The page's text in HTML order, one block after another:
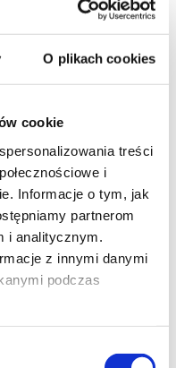
O plikach cookies
cookie
treści
i
Informacje o tym, jak
partnerom
i analitycznym.
z innymi danymi
podczas
maja 2018 r. o
lipca 2004 r.
1994 r. o
i prawach
1994 Nr 24
przez
ustalenia,
przed
(art. 6 ust. 1 lit.